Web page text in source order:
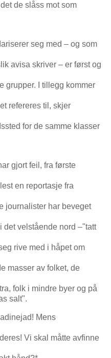
de slåss mot som
seg med – og som
avisa skriver – er først og
grupper. I tillegg kommer
refereres til, skjer
for de samme klasser
gjort feil, fra første
en reportasje fra
journalister har beveget
det velstående nord –"tatt
rive med i håpet om
masser av folket, de
folk i mindre byer og på
salt".
Mens
Vi skal måtte avfinne